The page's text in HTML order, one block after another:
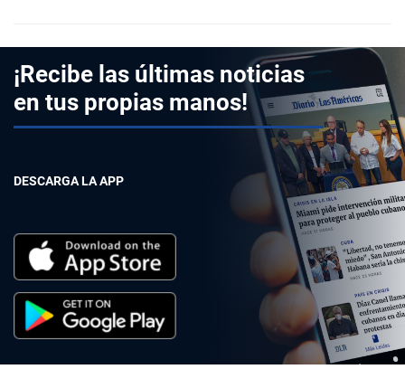
¡Recibe las últimas noticias
en tus propias manos!
DESCARGA LA APP